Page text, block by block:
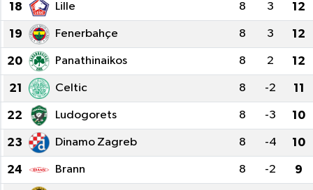
18 Lille 8 3 12
19 Fenerbahçe 8 3 12
20 Panathinaikos 8 2 12
21 Celtic 8 -2 11
22 Ludogorets 8 -3 10
23 Dinamo Zagreb 8 -4 10
24 Brann 8 -2 9